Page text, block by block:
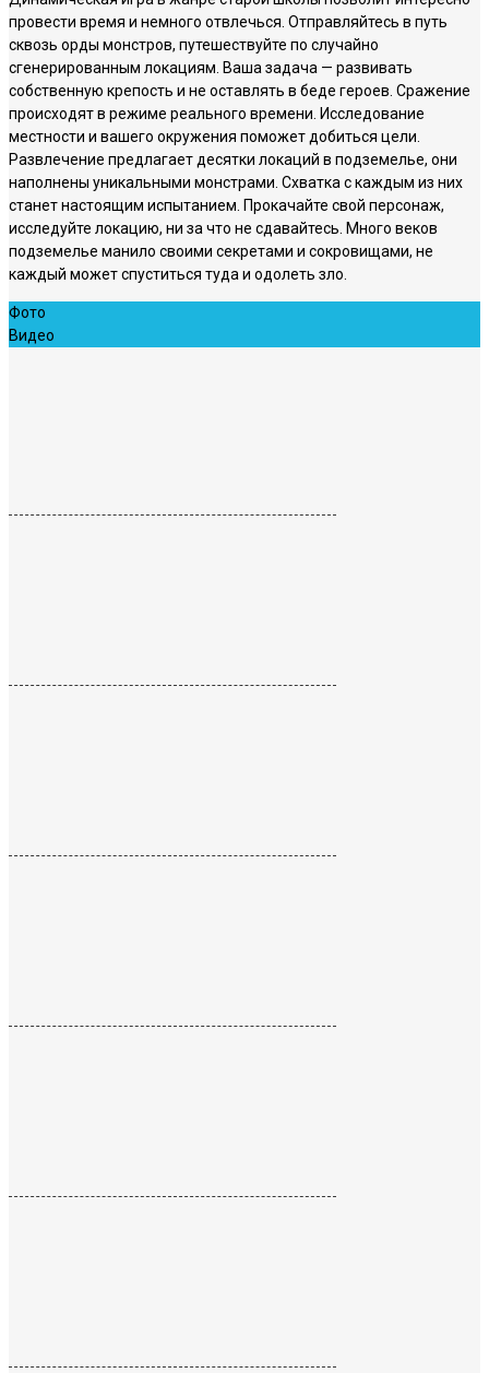
провести время и немного отвлечься. Отправляйтесь в путь
сквозь орды монстров, путешествуйте по случайно
сгенерированным локациям. Ваша задача — развивать
собственную крепость и не оставлять в беде героев. Сражение
происходят в режиме реального времени. Исследование
местности и вашего окружения поможет добиться цели.
Развлечение предлагает десятки локаций в подземелье, они
наполнены уникальными монстрами. Схватка с каждым из них
станет настоящим испытанием. Прокачайте свой персонаж,
исследуйте локацию, ни за что не сдавайтесь. Много веков
подземелье манило своими секретами и сокровищами, не
каждый может спуститься туда и одолеть зло.
Фото
Видео